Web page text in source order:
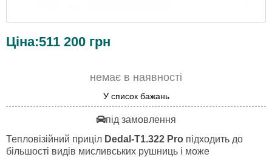
Ціна:511 200 грн
немає в наявності
У список бажань
під замовлення
Тепловізійний приціл Dedal-T1.322 Pro підходить до
більшості видів мисливських рушниць і може